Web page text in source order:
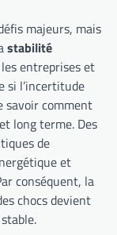
majeurs, mais
stabilité
entreprises et
si l’incertitude
savoir comment
long terme. Des
de
et
conséquent, la
chocs devient